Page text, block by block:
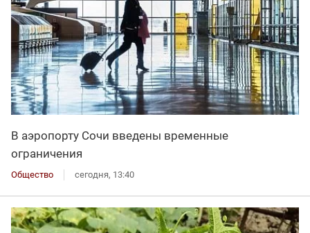
В аэропорту Сочи введены временные
ограничения
Общество сегодня, 13:40